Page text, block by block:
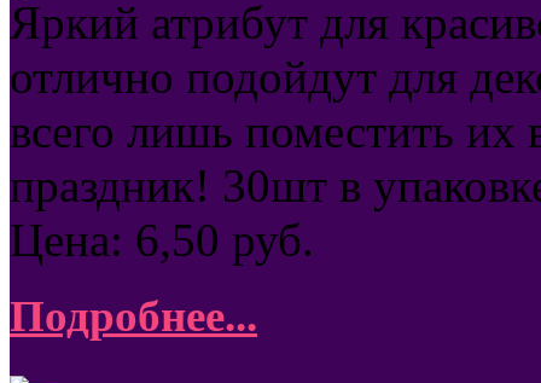
Яркий атрибут для
отлично подойдут для
всего лишь поместить их
праздник! 30шт в
Цена: 6,50 руб.
Подробнее...